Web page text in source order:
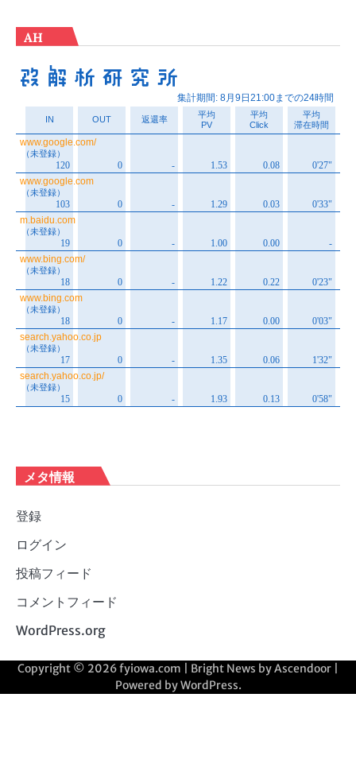
AH
メタ情報
登録
ログイン
投稿フィード
コメントフィード
WordPress.org
Copyright © 2026fyiowa.com | Bright News byAscendoor
Powered byWordPress.